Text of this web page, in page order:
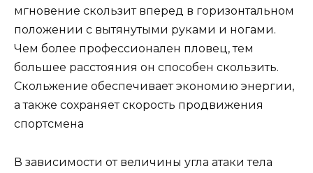
мгновение скользит вперед в горизонтальном
положении с вытянутыми руками и ногами.
Чем более профессионален пловец, тем
большее расстояния он способен скользить.
Скольжение обеспечивает экономию энергии,
а также сохраняет скорость продвижения
спортсмена
В зависимости от величины угла атаки тела